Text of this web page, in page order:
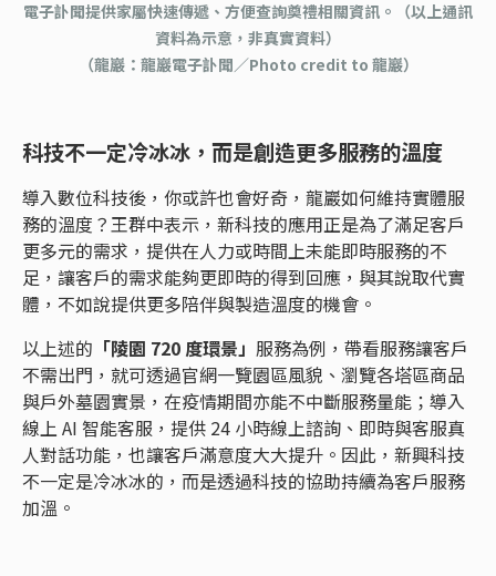
電子訃聞提供家屬快速傳遞、方便查詢奠禮相關資訊。（以上通訊
資料為示意，非真實資料）
（龍巖：龍巖電子訃聞／Photo credit to 龍巖）
科技不一定冷冰冰，而是創造更多服務的溫度
導入數位科技後，你或許也會好奇，龍巖如何維持實體服
務的溫度？王群中表示，新科技的應用正是為了滿足客戶
更多元的需求，提供在人力或時間上未能即時服務的不
足，讓客戶的需求能夠更即時的得到回應，與其說取代實
體，不如說提供更多陪伴與製造溫度的機會。
以上述的 「陵園 720 度環景」 服務為例，帶看服務讓客戶
不需出門，就可透過官網一覽園區風貌、瀏覽各塔區商品
與戶外墓園實景，在疫情期間亦能不中斷服務量能；導入
線上 AI 智能客服，提供 24 小時線上諮詢、即時與客服真
人對話功能，也讓客戶滿意度大大提升。因此，新興科技
不一定是冷冰冰的，而是透過科技的協助持續為客戶服務
加溫。